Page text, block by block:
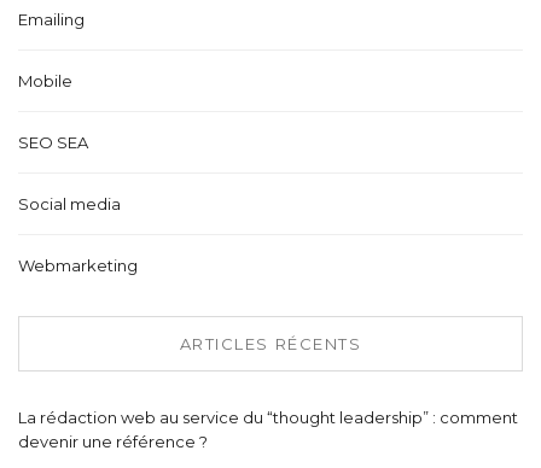
Emailing
Mobile
SEO SEA
Social media
Webmarketing
ARTICLES RÉCENTS
La rédaction web au service du “thought leadership” : comment
devenir une référence ?